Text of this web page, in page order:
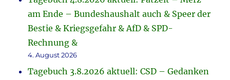
am Ende – Bundeshaushalt auch & Speer der
Bestie & Kriegsgefahr & AfD & SPD-
Rechnung &
4. August 2026
Tagebuch 3.8.2026 aktuell: CSD – Gedanken